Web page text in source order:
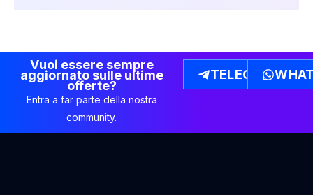
Vuoi essere sempre
aggiornato sulle ultime
offerte?
Entra a far parte della nostra
community.
TELEGRAM